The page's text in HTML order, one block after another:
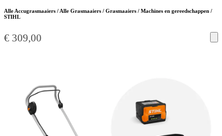
Alle Accugrasmaaiers / Alle Grasmaaiers / Grasmaaiers / Machines en gereedschappen /
STIHL
€ 309,00